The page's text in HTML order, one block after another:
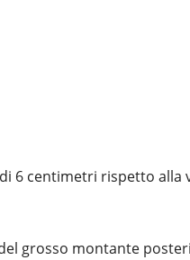
6 centimetri rispetto
grosso montante